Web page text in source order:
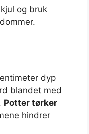
og bruk
dyp
blandet med
Potter tørker
hindrer